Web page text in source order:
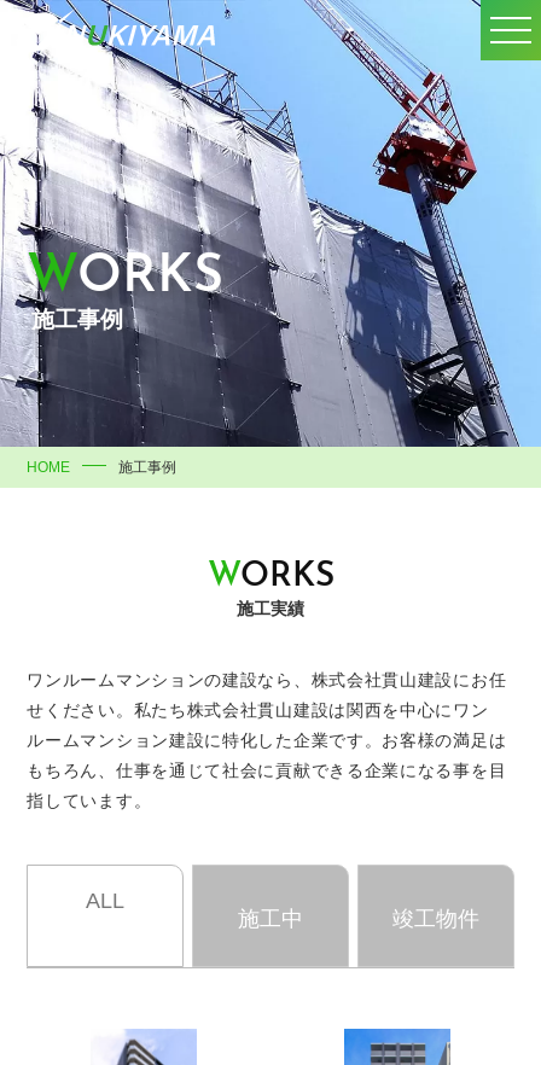
WORKS
施工事例
HOME 施工事例
WORKS
施工実績
ワンルームマンションの建設なら、株式会社貫山建設にお任
せください。 私たち株式会社貫山建設は関西を中心にワン
ルームマンション建設に特化した企業です。 お客様の満足は
もちろん、仕事を通じて社会に貢献できる企業になる事を目
指しています。
ALL
施工中 竣工物件